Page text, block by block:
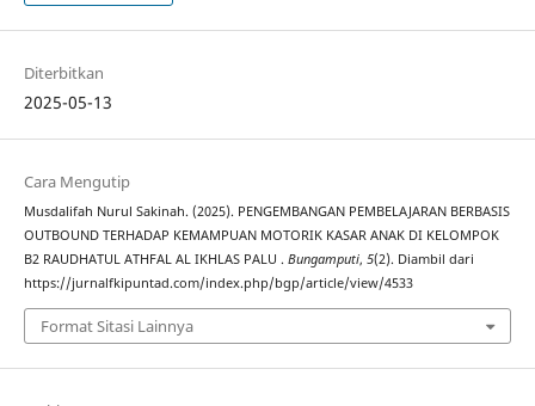
Diterbitkan
2025-05-13
Cara Mengutip
Musdalifah Nurul Sakinah. (2025). PENGEMBANGAN PEMBELAJARAN BERBASIS
OUTBOUND TERHADAP KEMAMPUAN MOTORIK KASAR ANAK DI KELOMPOK
B2 RAUDHATUL ATHFAL AL IKHLAS PALU . Bungamputi, 5(2). Diambil dari
https://jurnalfkipuntad.com/index.php/bgp/article/view/4533
Format Sitasi Lainnya